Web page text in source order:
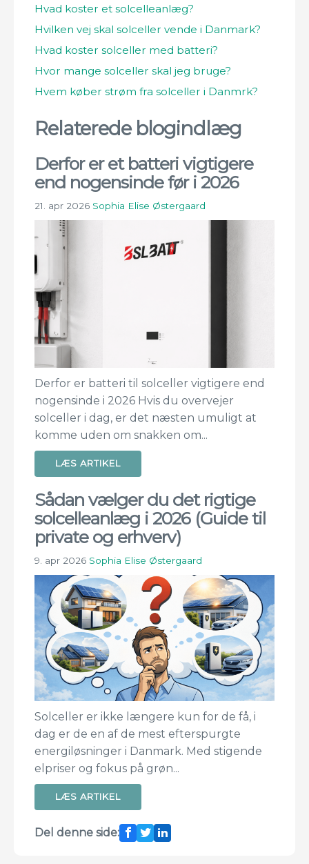
Hvad koster et solcelleanlæg?
Hvilken vej skal solceller vende i Danmark?
Hvad koster solceller med batteri?
Hvor mange solceller skal jeg bruge?
Hvem køber strøm fra solceller i Danmrk?
Relaterede blogindlæg
Derfor er et batteri vigtigere
end nogensinde før i 2026
21. apr 2026 Sophia Elise Østergaard
Derfor er batteri til solceller vigtigere end
nogensinde i 2026 Hvis du overvejer
solceller i dag, er det næsten umuligt at
komme uden om snakken om...
LÆS ARTIKEL
Sådan vælger du det rigtige
solcelleanlæg i 2026 (Guide til
private og erhverv)
9. apr 2026 Sophia Elise Østergaard
Solceller er ikke længere kun for de få, i
dag er de en af de mest efterspurgte
energiløsninger i Danmark. Med stigende
elpriser og fokus på grøn...
LÆS ARTIKEL
Del denne side: